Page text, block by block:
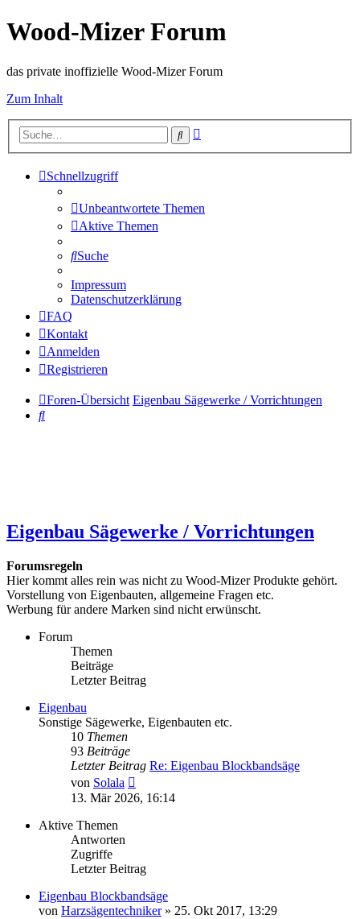
Wood-Mizer Forum
das private inoffizielle Wood-Mizer Forum
Zum Inhalt
Suche
Schnellzugriff
Unbeantwortete Themen
Aktive Themen
Suche
Impressum
Datenschutzerklärung
FAQ
Kontakt
Anmelden
Registrieren
Foren-Übersicht Eigenbau Sägewerke / Vorrichtungen
Suche
Eigenbau Sägewerke / Vorrichtungen
Forumsregeln
Hier kommt alles rein was nicht zu Wood-Mizer Produkte gehört.
Vorstellung von Eigenbauten, allgemeine Fragen etc.
Werbung für andere Marken sind nicht erwünscht.
Forum
Themen
Beiträge
Letzter Beitrag
Eigenbau
Sonstige Sägewerke, Eigenbauten etc.
10 Themen
93 Beiträge
Letzter Beitrag Re: Eigenbau Blockbandsäge
von Solala
Beitrag
13. Mär 2026, 16:14
Aktive Themen
Antworten
Zugriffe
Letzter Beitrag
Eigenbau Blockbandsäge
von Harzsägentechniker» 25. Okt 2017, 13:29